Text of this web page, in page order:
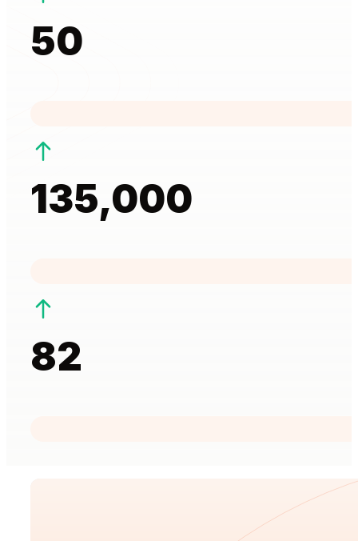
50
135,000
82